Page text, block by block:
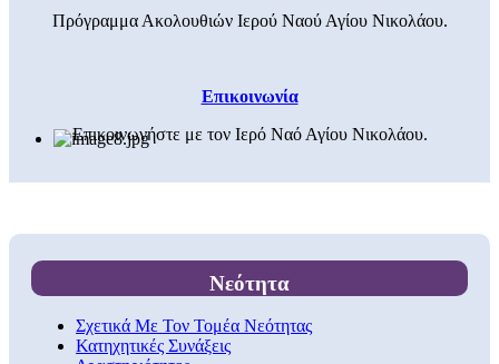
Πρόγραμμα Ακολουθιών Ιερού Ναού Αγίου Νικολάου.
Επικοινωνία
Επικοινωνήστε με τον Ιερό Ναό Αγίου Νικολάου.
Νεότητα
Σχετικά Με Τον Τομέα Νεότητας
Κατηχητικές Συνάξεις